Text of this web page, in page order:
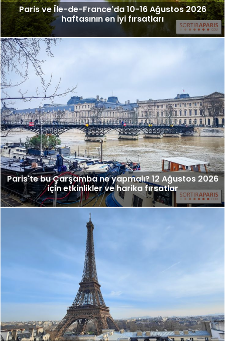
Paris ve Île-de-France'da 10-16 Ağustos 2026
haftasının en iyi fırsatları
Paris'te bu Çarşamba ne yapmalı? 12 Ağustos 2026
için etkinlikler ve harika fırsatlar